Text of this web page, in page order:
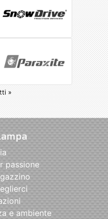
»
passione
e ambiente